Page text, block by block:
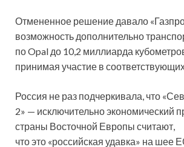
Отмененное решение давало
возможность дополнительно
по Opal до 10,2 миллиарда кубометров
принимая участие в
Россия не раз подчеркивала, что
2» — исключительно экономический
страны Восточной Европы считают,
что это «российская удавка» на шее